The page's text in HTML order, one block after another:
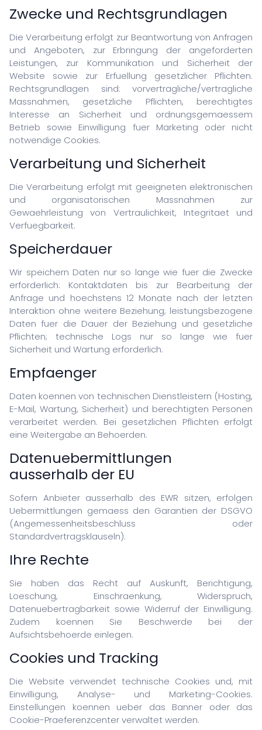
IT-Support
Datenwiederherstellung
Kurse
ITALIANO
ENGLISH
ESPANOL
FRANCAIS
DEUTSCH
Zwecke und Rechtsgrundlagen
Die Verarbeitung erfolgt zur Beantwortung von Anfragen
und Angeboten, zur Erbringung der angeforderten
Leistungen, zur Kommunikation und Sicherheit der
Website sowie zur Erfuellung gesetzlicher Pflichten.
Rechtsgrundlagen sind: vorvertragliche/vertragliche
Massnahmen, gesetzliche Pflichten, berechtigtes
Interesse an Sicherheit und ordnungsgemaessem
Betrieb sowie Einwilligung fuer Marketing oder nicht
notwendige Cookies.
Verarbeitung und Sicherheit
Die Verarbeitung erfolgt mit geeigneten elektronischen
und organisatorischen Massnahmen zur
Gewaehrleistung von Vertraulichkeit, Integritaet und
Verfuegbarkeit.
Speicherdauer
Wir speichern Daten nur so lange wie fuer die Zwecke
erforderlich: Kontaktdaten bis zur Bearbeitung der
Anfrage und hoechstens 12 Monate nach der letzten
Interaktion ohne weitere Beziehung; leistungsbezogene
Daten fuer die Dauer der Beziehung und gesetzliche
Pflichten; technische Logs nur so lange wie fuer
Sicherheit und Wartung erforderlich.
Empfaenger
Daten koennen von technischen Dienstleistern (Hosting,
E-Mail, Wartung, Sicherheit) und berechtigten Personen
verarbeitet werden. Bei gesetzlichen Pflichten erfolgt
eine Weitergabe an Behoerden.
Datenuebermittlungen
ausserhalb der EU
Sofern Anbieter ausserhalb des EWR sitzen, erfolgen
Uebermittlungen gemaess den Garantien der DSGVO
(Angemessenheitsbeschluss oder
Standardvertragsklauseln).
Ihre Rechte
Sie haben das Recht auf Auskunft, Berichtigung,
Loeschung, Einschraenkung, Widerspruch,
Datenuebertragbarkeit sowie Widerruf der Einwilligung.
Zudem koennen Sie Beschwerde bei der
Aufsichtsbehoerde einlegen.
Cookies und Tracking
Die Website verwendet technische Cookies und, mit
Einwilligung, Analyse- und Marketing-Cookies.
Einstellungen koennen ueber das Banner oder das
Cookie-Praeferenzcenter verwaltet werden.